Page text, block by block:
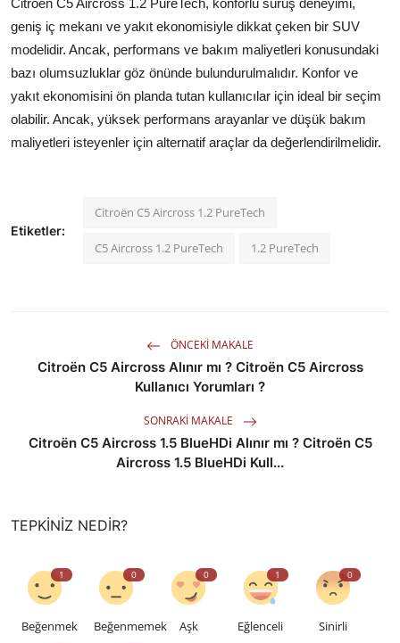
geniş iç mekanı ve yakıt ekonomisiyle dikkat çeken bir SUV
modelidir. Ancak, performans ve bakım maliyetleri konusundaki
bazı olumsuzluklar göz önünde bulundurulmalıdır. Konfor ve
yakıt ekonomisini ön planda tutan kullanıcılar için ideal bir seçim
olabilir. Ancak, yüksek performans arayanlar ve düşük bakım
maliyetleri isteyenler için alternatif araçlar da değerlendirilmelidir.
Etiketler:
Citroën C5 Aircross 1.2 PureTech
C5 Aircross 1.2 PureTech 1.2 PureTech
ÖNCEKI MAKALE
Citroën C5 Aircross Alınır mı ? Citroën C5 Aircross
Kullanıcı Yorumları ?
SONRAKI MAKALE
Citroën C5 Aircross 1.5 BlueHDi Alınır mı ? Citroën C5
Aircross 1.5 BlueHDi Kull...
TEPKINIZ NEDIR?
1
Beğenmek
0
Beğenmemek
0
Aşk
1
Eğlenceli
0
Sinirli